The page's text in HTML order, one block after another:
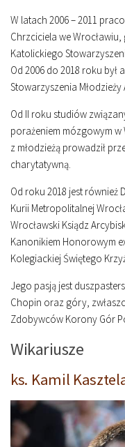
W latach 2006 – 2011
Chrzciciela we
Katolickiego
Od 2006 do 2018 roku był
Stowarzyszenia
Od II roku studiów
porażeniem mózgowym w
z młodzieżą prowadził
charytatywną.
Od roku 2018 jest również
Kurii Metropolitalnej
Wrocławski Ksiądz
Kanonikiem Honorowym
Kolegiackiej Świętego
Jego pasją jest
Chopin oraz góry,
Zdobywców Korony Gór
Wikariusze
ks. Kamil